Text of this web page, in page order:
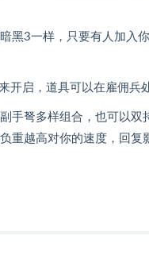
黑3一样，只要有人加入
开启，道具可以在雇佣兵
手弩多样组合，也可以
重越高对你的速度，回